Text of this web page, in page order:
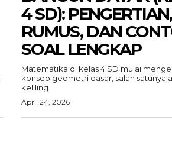
4 SD): PENGERTIAN,
RUMUS, DAN
SOAL LENGKAP
Matematika di kelas 4 SD mulai
konsep geometri dasar, salah satunya
keliling...
April 24, 2026